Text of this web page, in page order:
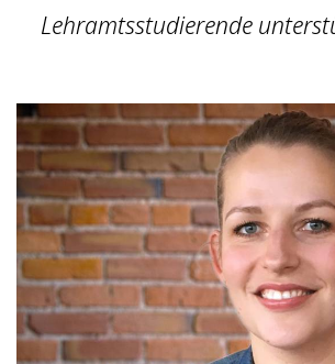
Lehramtsstudierende